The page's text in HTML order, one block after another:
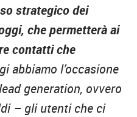
strategico dei
che permetterà ai
contatti che
abbiamo l’occasione
generation, ovvero
– gli utenti che ci